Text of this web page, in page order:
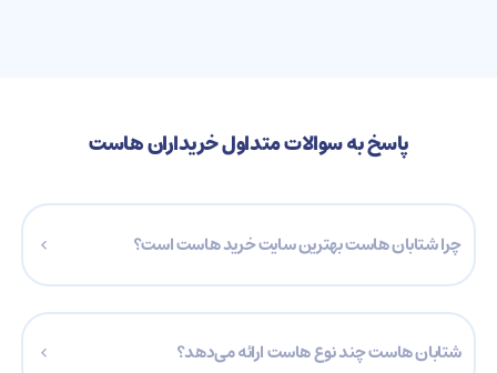
پاسخ به سوالات متداول خریداران هاست
چرا شتابان هاست بهترین سایت خرید هاست است؟
ایران و اروپا، باکیفیت‌ترین هاست اقتصادی کشور از لحاظ سرعت،
امنیت، قیمت ارزان و پشتیبانی ۲۴ ساعته است.
شتابان هاست چند نوع هاست‌ ارائه می‌دهد؟